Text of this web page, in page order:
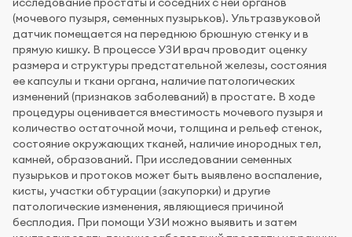
(мочевого пузыря, семенных пузырьков). Ультразвуковой
датчик помещается на переднюю брюшную стенку и в
прямую кишку. В процессе УЗИ врач проводит оценку
размера и структуры предстательной железы, состояния
ее капсулы и ткани органа, наличие патологических
изменений (признаков заболеваний) в простате. В ходе
процедуры оценивается вместимость мочевого пузыря и
количество остаточной мочи, толщина и рельеф стенок,
состояние окружающих тканей, наличие инородных тел,
камней, образований. При исследовании семенных
пузырьков и протоков может быть выявлено воспаление,
кисты, участки обтурации (закупорки) и другие
патологические изменения, являющиеся причиной
бесплодия. При помощи УЗИ можно выявить и затем